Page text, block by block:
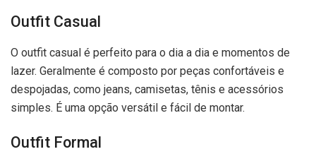
Outfit Casual
O outfit casual é perfeito para o dia a dia e momentos de
lazer. Geralmente é composto por peças confortáveis e
despojadas, como jeans, camisetas, tênis e acessórios
simples. É uma opção versátil e fácil de montar.
Outfit Formal